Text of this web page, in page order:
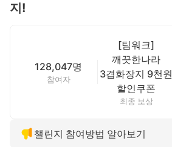
지!
128,047명
참여자
[팀워크]
깨끗한나라
3겹화장지 9천원
할인쿠폰
최종 보상
챌린지 참여방법 알아보기